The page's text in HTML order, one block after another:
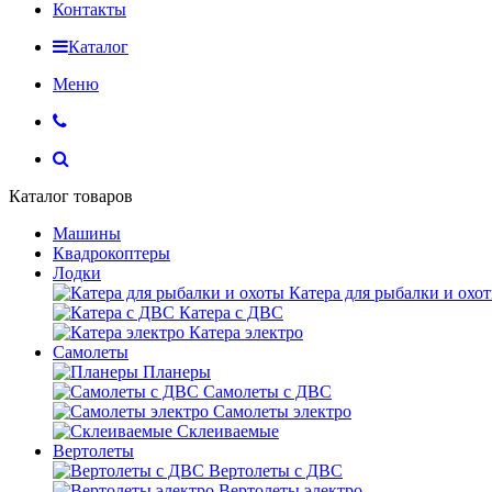
Контакты
Каталог
Меню
Каталог товаров
Машины
Квадрокоптеры
Лодки
Катера для рыбалки и
Катера с ДВС
Катера электро
Самолеты
Планеры
Самолеты с ДВС
Самолеты электро
Склеиваемые
Вертолеты
Вертолеты с ДВС